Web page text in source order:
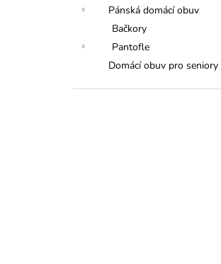
Pánská domácí obuv
Bačkory
Pantofle
Domácí obuv pro seniory